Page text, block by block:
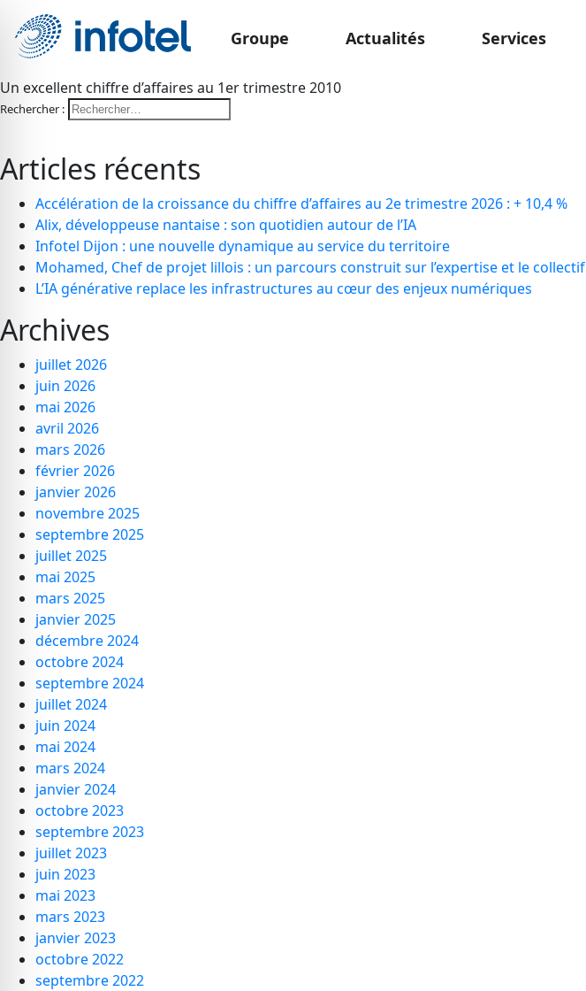
Groupe Actualités Services
Un excellent chiffre d’affaires au 1er trimestre 2010
Rechercher :
Articles récents
Accélération de la croissance du chiffre d’affaires au 2e trimestre 2026 : + 10,4 %
Alix, développeuse nantaise : son quotidien autour de l’IA
Infotel Dijon : une nouvelle dynamique au service du territoire
Mohamed, Chef de projet lillois : un parcours construit sur l’expertise et le collectif
L’IA générative replace les infrastructures au cœur des enjeux numériques
Archives
juillet 2026
juin 2026
mai 2026
avril 2026
mars 2026
février 2026
janvier 2026
novembre 2025
septembre 2025
juillet 2025
mai 2025
mars 2025
janvier 2025
décembre 2024
octobre 2024
septembre 2024
juillet 2024
juin 2024
mai 2024
mars 2024
janvier 2024
octobre 2023
septembre 2023
juillet 2023
juin 2023
mai 2023
mars 2023
janvier 2023
octobre 2022
septembre 2022